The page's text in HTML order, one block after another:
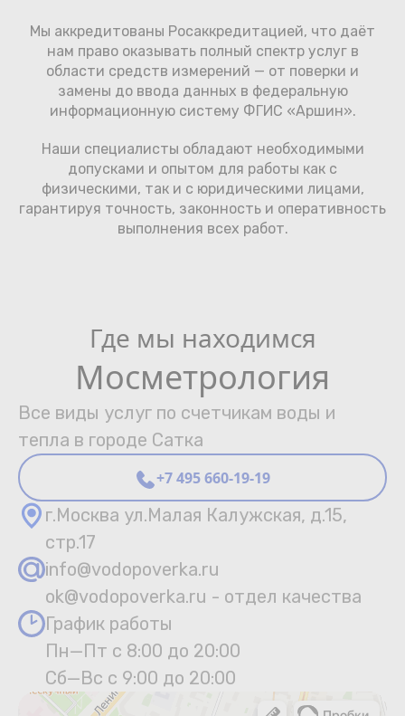
Мы аккредитованы Росаккредитацией, что даёт
нам право оказывать полный спектр услуг в
области средств измерений — от поверки и
замены до ввода данных в федеральную
информационную систему ФГИС «Аршин».
Наши специалисты обладают необходимыми
допусками и опытом для работы как с
физическими, так и с юридическими лицами,
гарантируя точность, законность и оперативность
выполнения всех работ.
Где мы находимся
Мосметрология
Все виды услуг по счетчикам воды и
тепла в городе Сатка
+7 495 660-19-19
г.Москва ул.Малая Калужская, д.15,
стр.17
info@vodopoverka.ru
ok@vodopoverka.ru - отдел качества
График работы
Пн—Пт с 8:00 до 20:00
Сб—Вс с 9:00 до 20:00